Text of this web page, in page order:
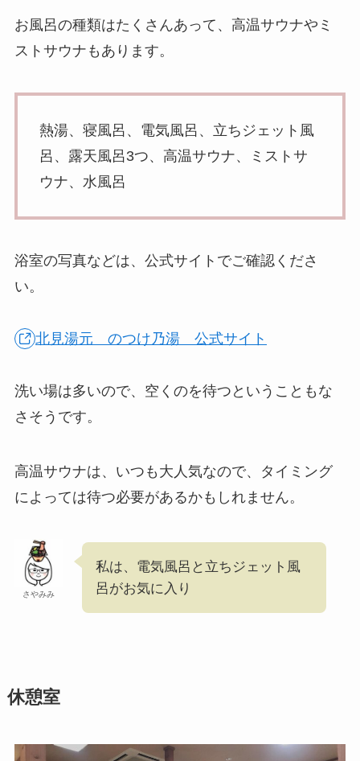
お風呂の種類はたくさんあって、高温サウナやミ
ストサウナもあります。
熱湯、寝風呂、電気風呂、立ちジェット風
呂、露天風呂3つ、高温サウナ、ミストサ
ウナ、水風呂
浴室の写真などは、公式サイトでご確認くださ
い。
北見湯元 のつけ乃湯 公式サイト
洗い場は多いので、空くのを待つということもな
さそうです。
高温サウナは、いつも大人気なので、タイミング
によっては待つ必要があるかもしれません。
さやみみ
私は、電気風呂と立ちジェット風
呂がお気に入り
休憩室